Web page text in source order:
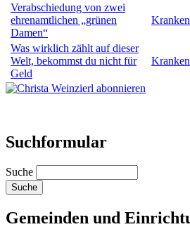
Verabschiedung von zwei
ehrenamtlichen „grünen
Damen“
Was wirklich zählt auf dieser
Welt, bekommst du nicht für
Geld
Suchformular
Suche
Gemeinden und